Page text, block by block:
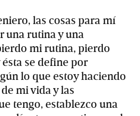
las cosas para mí
una rutina y una
mi rutina, pierdo
se define por
lo que estoy haciendo
mi vida y las
tengo, establezco una